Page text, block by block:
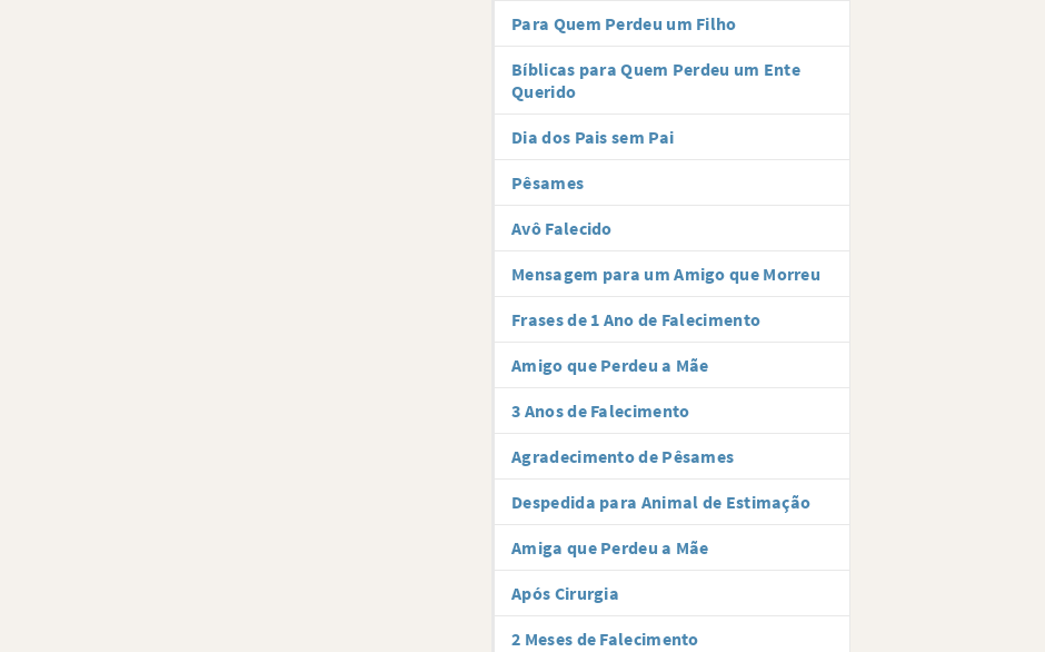
Para Quem Perdeu um Filho
Bíblicas para Quem Perdeu um Ente
Querido
Dia dos Pais sem Pai
Pêsames
Avô Falecido
Mensagem para um Amigo que Morreu
Frases de 1 Ano de Falecimento
Amigo que Perdeu a Mãe
3 Anos de Falecimento
Agradecimento de Pêsames
Despedida para Animal de Estimação
Amiga que Perdeu a Mãe
Após Cirurgia
2 Meses de Falecimento